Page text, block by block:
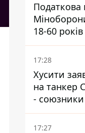
Податкова
18-60
Кабміну
17:28
Хусити
на танкер
-
закрили
17:27